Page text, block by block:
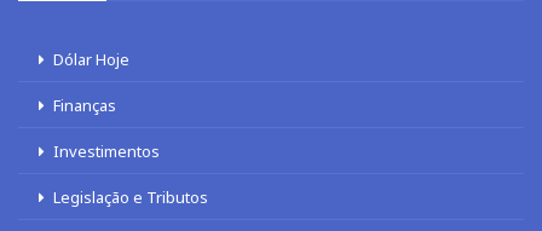
Dólar Hoje
Finanças
Investimentos
Legislação e Tributos